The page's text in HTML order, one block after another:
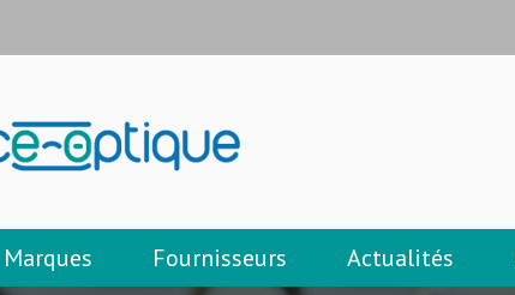
Marques Fournisseurs Actualités